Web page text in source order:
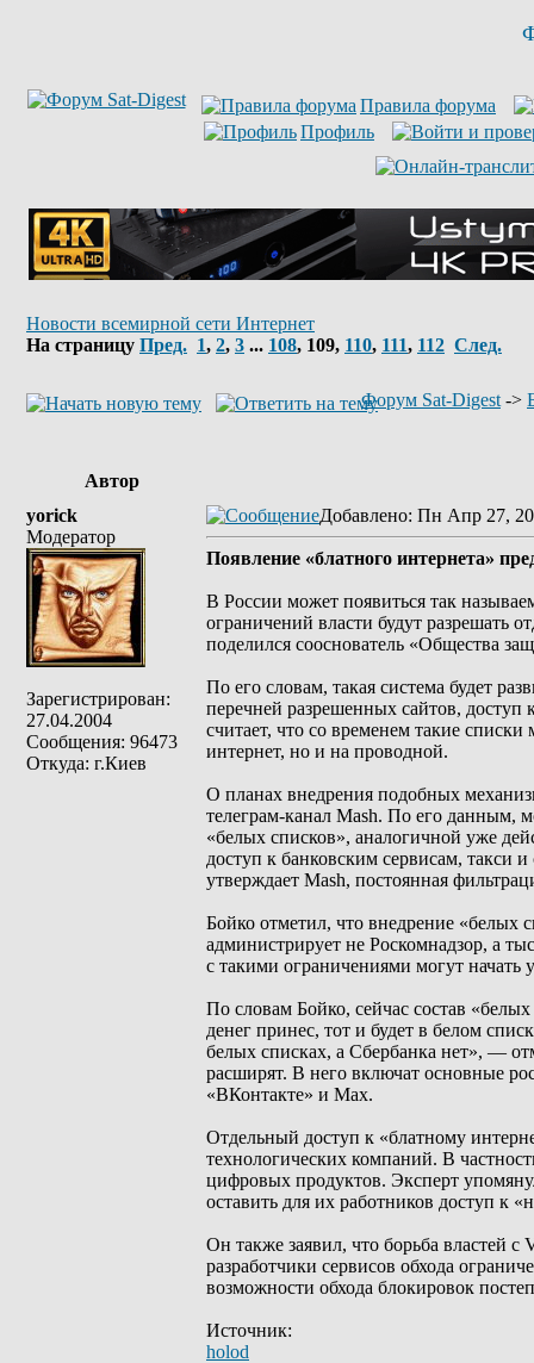
Правила форума
Профиль
Новости всемирной сети Интернет
На страницу Пред. 1, 2, 3 ... 108, 109, 110, 111, 112 След.
Форум Sat-Digest ->
Автор
yorick
Модератор
Зарегистрирован:
27.04.2004
Сообщения: 96473
Откуда: г.Киев
Добавлено: Пн Апр 27,
Появление «блатного интернета»
В России может появиться так
ограничений власти будут разрешать
поделился сооснователь «Общества
По его словам, такая система будет
перечней разрешенных сайтов, доступ
считает, что со временем такие
интернет, но и на проводной.
О планах внедрения подобных
телеграм-канал Mash. По его данным,
«белых списков», аналогичной уже
доступ к банковским сервисам, такси
утверждает Mash, постоянная
Бойко отметил, что внедрение «белых
администрирует не Роскомнадзор, а
с такими ограничениями могут
По словам Бойко, сейчас состав
денег принес, тот и будет в белом
белых списках, а Сбербанка нет», —
расширят. В него включат основные
«ВКонтакте» и Max.
Отдельный доступ к «блатному
технологических компаний. В
цифровых продуктов. Эксперт
оставить для их работников доступ к
Он также заявил, что борьба властей
разработчики сервисов обхода
возможности обхода блокировок
Источник:
holod